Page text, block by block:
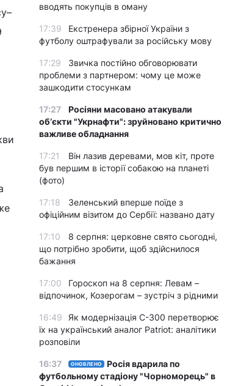
вводять покупців в оману
17:39
Екстренера збірної України з
футболу оштрафували за російську мову
17:29
Звичка постійно обговорювати
проблеми з партнером: чому це може
зашкодити стосункам
17:27
Росіяни масовано атакували
обʼєкти "Укрнафти": зруйновано критично
важливе обладнання
17:21
Він лазив деревами, мов кіт, проте
був першим в історії собакою на планеті
(фото)
17:18
Зеленський вперше поїде з
офіційним візитом до Сербії: названо дату
17:10
8 серпня: церковне свято сьогодні,
що потрібно зробити, щоб здійснилося
бажання
17:00
Гороскоп на 8 серпня: Левам –
відпочинок, Козерогам – зустріч з рідними
16:49
Як модернізація С-300 перетворює
їх на український аналог Patriot: аналітики
розповіли
16:37 ОНОВЛЕНО
Росія вдарила по
футбольному стадіону "Чорноморець" в